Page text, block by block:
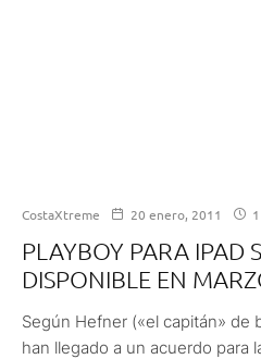
CostaXtreme 20 enero, 2011
PLAYBOY PARA IPAD
DISPONIBLE EN
Según Hefner («el capitán» de
han llegado a un acuerdo para